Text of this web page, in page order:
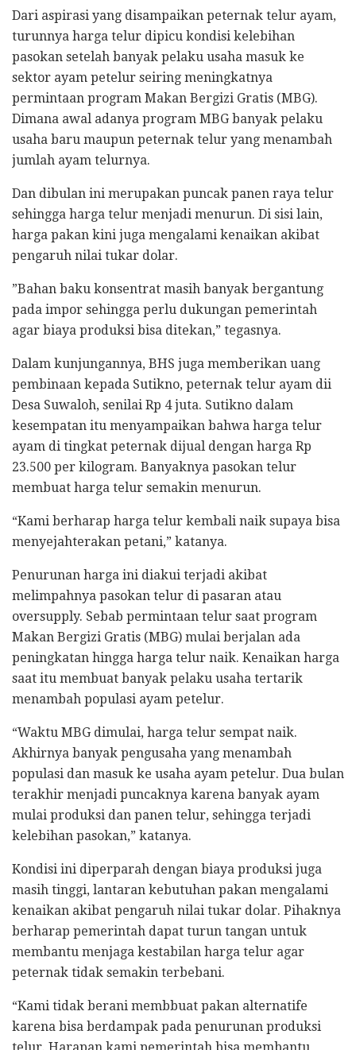
Dari aspirasi yang disampaikan peternak telur ayam,
turunnya harga telur dipicu kondisi kelebihan
pasokan setelah banyak pelaku usaha masuk ke
sektor ayam petelur seiring meningkatnya
permintaan program Makan Bergizi Gratis (MBG).
Dimana awal adanya program MBG banyak pelaku
usaha baru maupun peternak telur yang menambah
jumlah ayam telurnya.
Dan dibulan ini merupakan puncak panen raya telur
sehingga harga telur menjadi menurun. Di sisi lain,
harga pakan kini juga mengalami kenaikan akibat
pengaruh nilai tukar dolar.
‎”Bahan baku konsentrat masih banyak bergantung
pada impor sehingga perlu dukungan pemerintah
agar biaya produksi bisa ditekan,” tegasnya.
Dalam kunjungannya, BHS juga memberikan uang
pembinaan kepada Sutikno, peternak telur ayam dii
Desa Suwaloh, senilai Rp 4 juta. Sutikno dalam
kesempatan itu menyampaikan bahwa harga telur
ayam di tingkat peternak dijual dengan harga Rp
23.500 per kilogram. Banyaknya pasokan telur
membuat harga telur semakin menurun.
“Kami berharap harga telur kembali naik supaya bisa
menyejahterakan petani,” katanya.
Penurunan harga ini diakui terjadi akibat
melimpahnya pasokan telur di pasaran atau
oversupply. Sebab permintaan telur saat program
Makan Bergizi Gratis (MBG) mulai berjalan ada
peningkatan hingga harga telur naik. Kenaikan harga
saat itu membuat banyak pelaku usaha tertarik
menambah populasi ayam petelur.
“Waktu MBG dimulai, harga telur sempat naik.
Akhirnya banyak pengusaha yang menambah
populasi dan masuk ke usaha ayam petelur. Dua bulan
terakhir menjadi puncaknya karena banyak ayam
mulai produksi dan panen telur, sehingga terjadi
kelebihan pasokan,” katanya.
Kondisi ini diperparah dengan biaya produksi juga
masih tinggi, lantaran kebutuhan pakan mengalami
kenaikan akibat pengaruh nilai tukar dolar. Pihaknya
berharap pemerintah dapat turun tangan untuk
membantu menjaga kestabilan harga telur agar
peternak tidak semakin terbebani.
“Kami tidak berani membbuat pakan alternatife
karena bisa berdampak pada penurunan produksi